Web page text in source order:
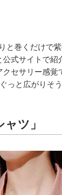
巻くだけで
式サイトで
セサリー感
っと広がりそう
ツ」